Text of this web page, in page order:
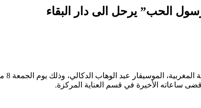
الحب” يرحل الى دار البقاء
ساعاته الأخيرة في قسم العناية المركزة.